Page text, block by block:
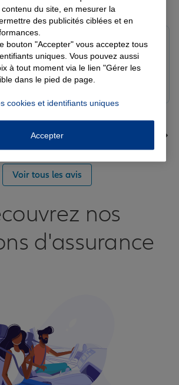
SOURDEVAL
Voir tous les avis
nos
d'assurance
du site, en mesurer la
des publicités ciblées et en
bouton "Accepter" vous acceptez tous
uniques. Vous pouvez aussi
à tout moment via le lien "Gérer les
dans le pied de page.
cookies et identifiants uniques
Accepter